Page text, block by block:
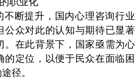
不断提升，国内心理咨询行业
公众对此的认知与期待已显著
。在此背景下，国家亟需为心
的定位，以便于民众在面临困
径。